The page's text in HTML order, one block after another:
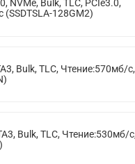
NVMe, Bulk, TLC, PCIe3.0,
128GM2)
Bulk, TLC, Чтение:570мб/с,
Bulk, TLC, Чтение:530мб/